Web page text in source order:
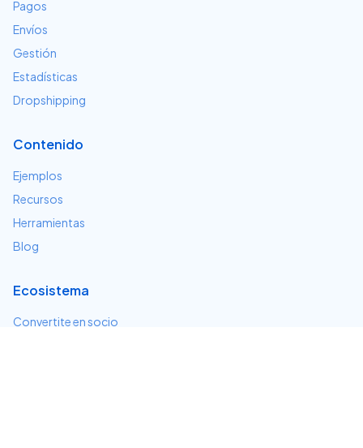
Pagos
Envíos
Gestión
Estadísticas
Dropshipping
Contenido
Ejemplos
Recursos
Herramientas
Blog
Ecosistema
Convertite en socio